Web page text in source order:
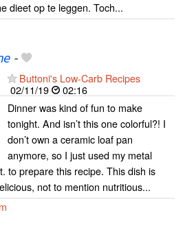
dieet op te leggen. Toch...
-
Buttoni's Low-Carb Recipes
02/11/19
02:16
Dinner was kind of fun to make
tonight. And isn’t this one colorful?! I
don’t own a ceramic loaf pan
anymore, so I just used my metal
to prepare this recipe. This dish is
not to mention nutritious...